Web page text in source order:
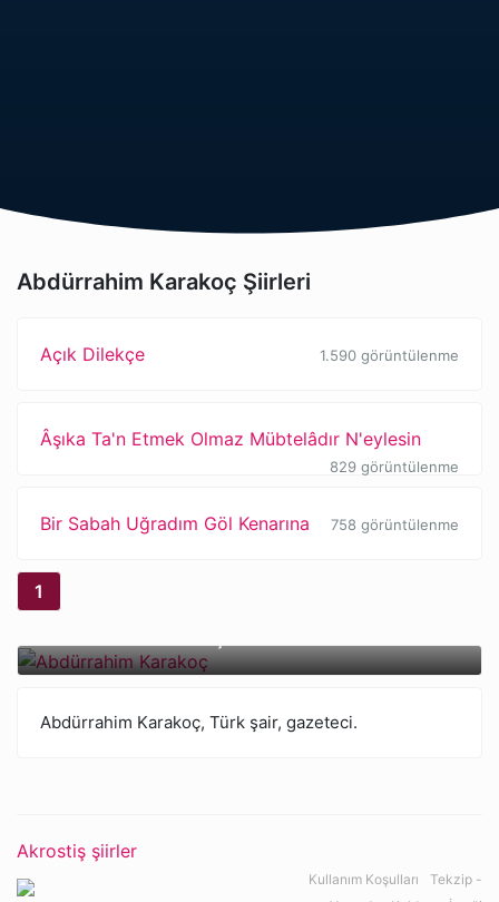
Abdürrahim Karakoç Şiirleri
Açık Dilekçe 1.590 görüntülenme
Âşıka Ta'n Etmek Olmaz Mübtelâdır N'eylesin
829 görüntülenme
Bir Sabah Uğradım Göl Kenarına 758 görüntülenme
1
Abdürrahim Karakoç, Türk şair, gazeteci.
Akrostiş şiirler
Kullanım Koşulları
Tekzip -